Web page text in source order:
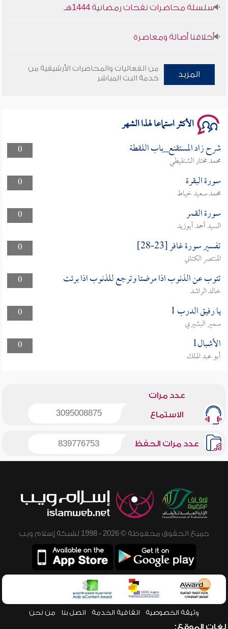
سلسلة محاضرات نفحات رمضانية 1444هـ
المزيد
من الفعاليات والمحاضرات الأرشيفية من
خدمة البث المباشر
الأكثر استماعا لهذا الشهر
0 شرح زاد المستقنع_باب اللقطة
محمد مختار الشنقيطي
0
سورة البقرة
محمد سعيد خياط
0
سورة القمر
السيد أحمد أبوزيد
0
تفسير سورة غافر [23-28]
المنتصر الكتاني
0
تتوب عن الذنوب اذا مرضتا وترجع للذنوب اذا برئت
خالد الراشد
0
يا رفيق الدرب 1
سمير البشيري
0
الأشبال1
أبو عبد الملك
عدد مرات
الاستماع 3095008875
عدد مرات الحفظ 839776753
جميع الحقوق محفوظة © 2026 - 1998 لشبكة إسلام ويب
وثيقة الخصوصية اتفاقية الخدمة اتصل بنا من نحن
لغات الموقع: